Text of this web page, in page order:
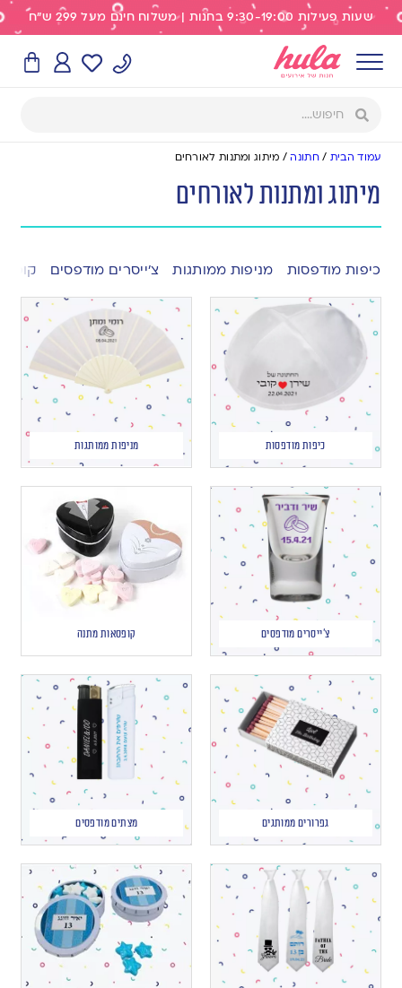
שעות פעילות 9:30-19:00 בחנות | משלוח חינם מעל 299 ש"ח
עמוד הבית /חתונה/ מיתוג ומתנות לאורחים
מיתוג ומתנות לאורחים
כיפות מודפסות מניפות ממותגות צ’ייסרים מודפסים
כיפות מודפסות מניפות ממותגות
צ'ייסרים מודפסים קופסאות מתנה
גפרורים ממותגים מצתים מודפסים